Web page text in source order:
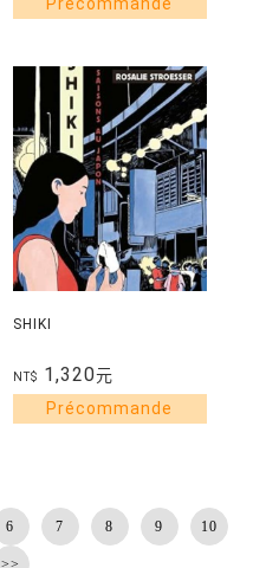
SHIKI
NT$ 1,320元
6 7 8 9 10
>>